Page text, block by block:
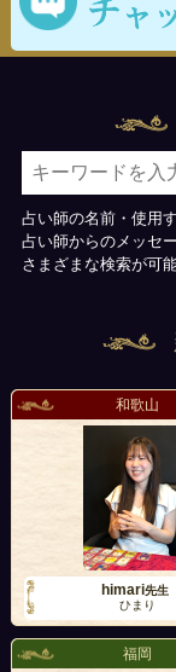
占い師の名前・使用
占い師からのメッセ
さまざまな検索が可能
和歌山
himari先生
ひまり
福岡